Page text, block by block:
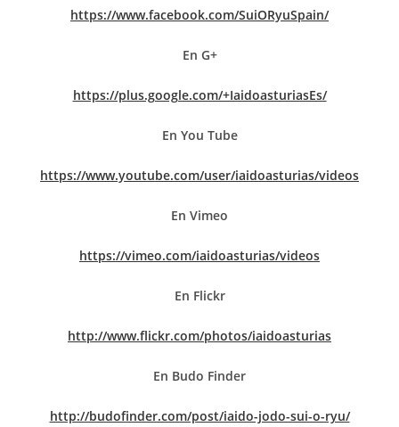
https://www.facebook.com/SuiORyuSpain/
En G+
https://plus.google.com/+IaidoasturiasEs/
En You Tube
https://www.youtube.com/user/iaidoasturias/videos
En Vimeo
https://vimeo.com/iaidoasturias/videos
En Flickr
http://www.flickr.com/photos/iaidoasturias
En Budo Finder
http://budofinder.com/post/iaido-jodo-sui-o-ryu/